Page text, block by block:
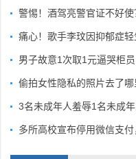
警惕！酒驾亮警官证不好使
痛心！歌手李玟因抑郁症轻
男子故意1次取1元逼哭柜员
偷拍女性隐私的照片去了哪
3名未成年人羞辱1名未成
多所高校宣布停用微信支